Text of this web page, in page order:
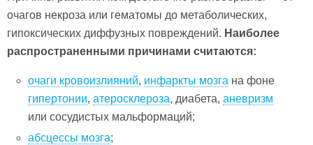
очагов некроза или гематомы до метаболических,
гипоксических диффузных повреждений. Наиболее
распространенными причинами считаются:
очаги кровоизлияний, инфаркты мозга на фоне
гипертонии,атеросклероза, диабета,аневризм
или сосудистых мальформаций;
абсцессы мозга;